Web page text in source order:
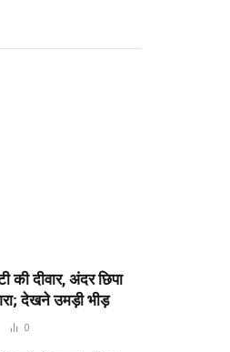
की दीवार, अंदर छिपा
देखने उमड़ी भीड़
0